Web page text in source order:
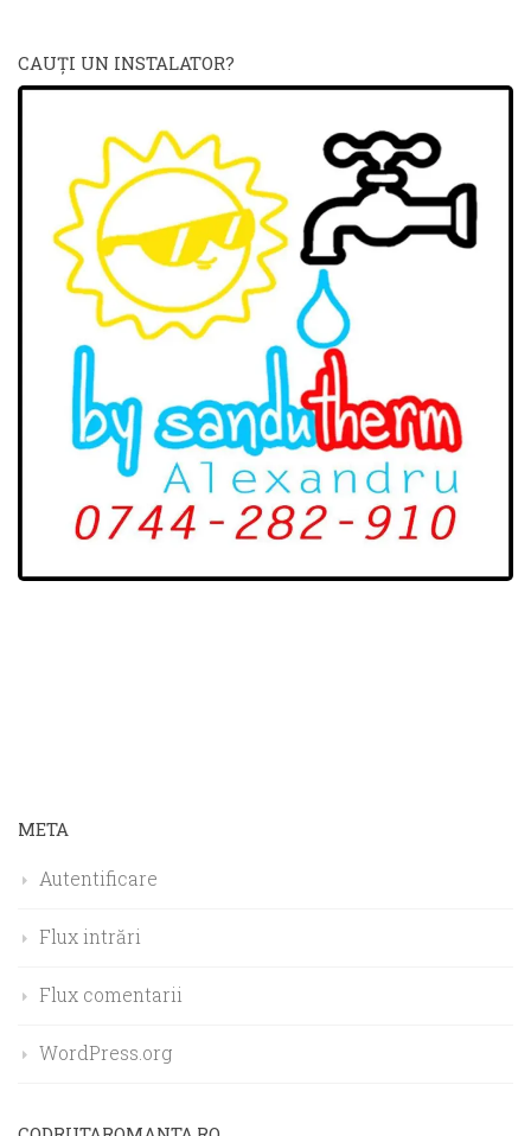
CAUŢI UN INSTALATOR?
META
Autentificare
Flux intrări
Flux comentarii
WordPress.org